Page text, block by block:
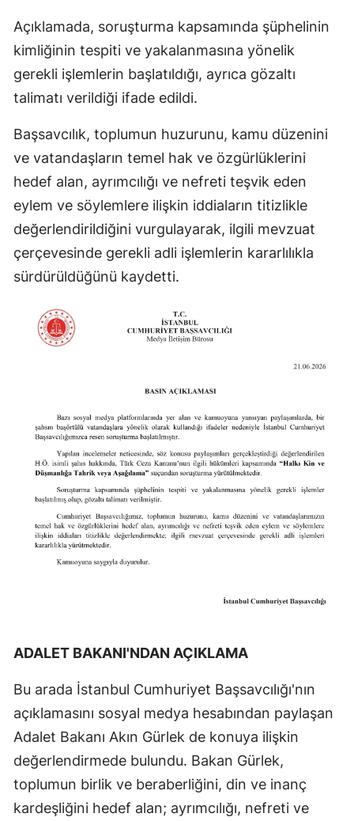
Açıklamada, soruşturma kapsamında şüphelinin
kimliğinin tespiti ve yakalanmasına yönelik
gerekli işlemlerin başlatıldığı, ayrıca gözaltı
talimatı verildiği ifade edildi.
Başsavcılık, toplumun huzurunu, kamu düzenini
ve vatandaşların temel hak ve özgürlüklerini
hedef alan, ayrımcılığı ve nefreti teşvik eden
eylem ve söylemlere ilişkin iddiaların titizlikle
değerlendirildiğini vurgulayarak, ilgili mevzuat
çerçevesinde gerekli adli işlemlerin kararlılıkla
sürdürüldüğünü kaydetti.
ADALET BAKANI'NDAN AÇIKLAMA
Bu arada İstanbul Cumhuriyet Başsavcılığı'nın
açıklamasını sosyal medya hesabından paylaşan
Adalet Bakanı Akın Gürlek de konuya ilişkin
değerlendirmede bulundu. Bakan Gürlek,
toplumun birlik ve beraberliğini, din ve inanç
kardeşliğini hedef alan; ayrımcılığı, nefreti ve